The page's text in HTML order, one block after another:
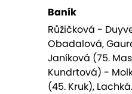
Baník
Růžičková -
Obadalová,
Janíková (75.
Kundrtová) -
(45. Kruk), Lachká.